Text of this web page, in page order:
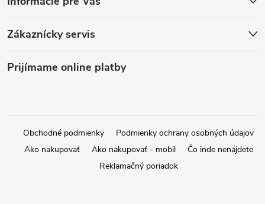
Zákaznícky servis
Prijímame online platby
Obchodné podmienky
Podmienky ochrany osobných údajov
Ako nakupovať
Ako nakupovať - mobil
Čo inde nenájdete
Reklamačný poriadok